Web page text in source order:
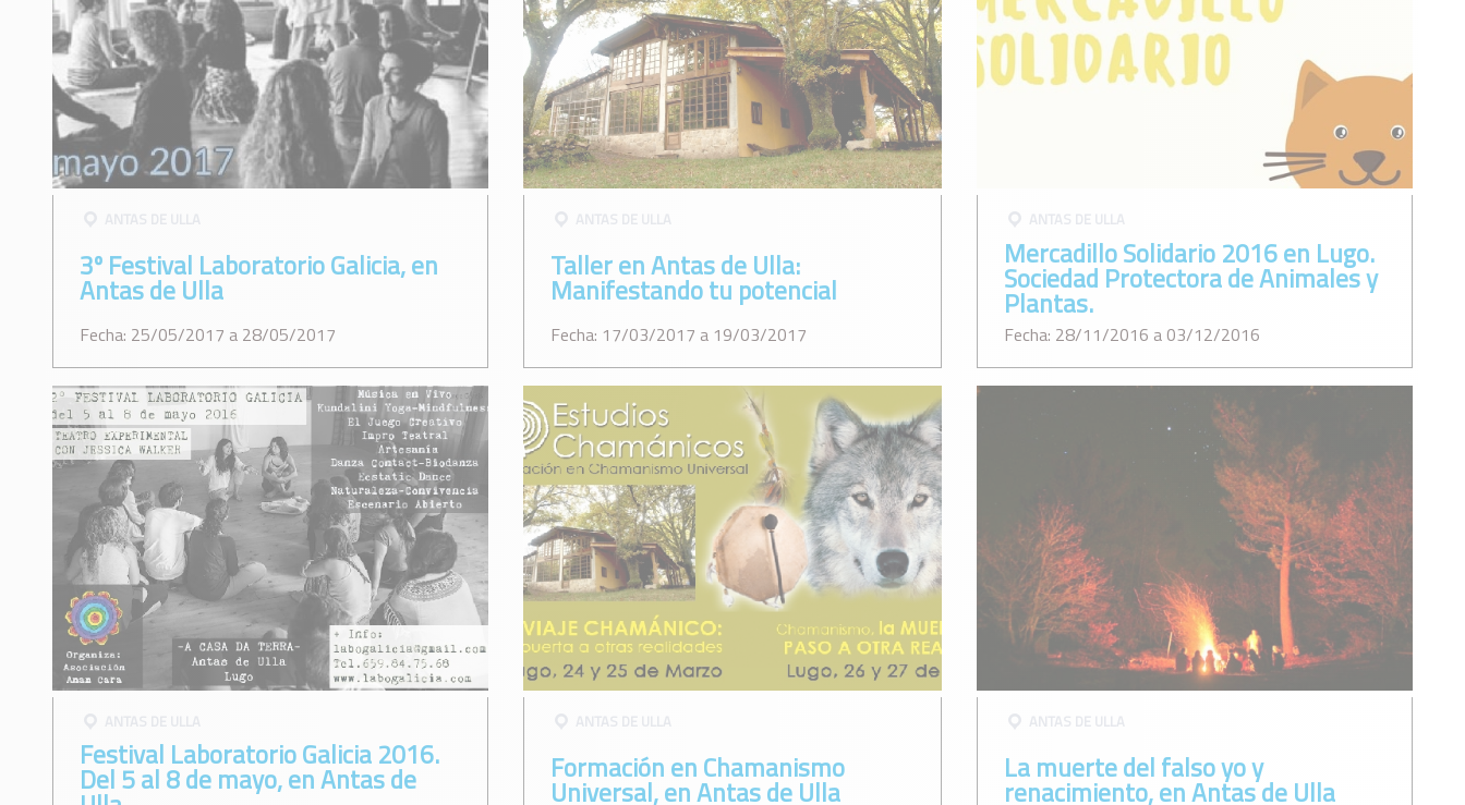
3º Festival Laboratorio Galicia, en
Antas de Ulla
Fecha: 25/05/2017 a 28/05/2017
ANTAS DE ULLA
Taller en Antas de Ulla:
Manifestando tu potencial
Fecha: 17/03/2017 a 19/03/2017
ANTAS DE ULLA
Mercadillo Solidario 2016 en Lugo.
Sociedad Protectora de Animales y
Plantas.
Fecha: 28/11/2016 a 03/12/2016
Festival Laboratorio Galicia 2016.
Del 5 al 8 de mayo, en Antas de
ANTAS DE ULLA
Formación en Chamanismo
Universal, en Antas de Ulla
ANTAS DE ULLA
La muerte del falso yo y
renacimiento, en Antas de Ulla